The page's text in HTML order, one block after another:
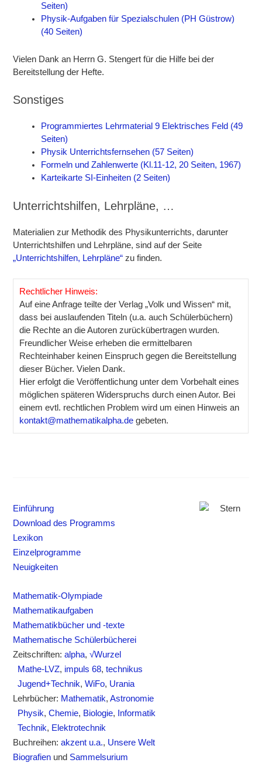
Seiten)
Physik-Aufgaben für Spezialschulen (PH Güstrow)
(40 Seiten)
Vielen Dank an Herrn G. Stengert für die Hilfe bei der
Bereitstellung der Hefte.
Sonstiges
Programmiertes Lehrmaterial 9 Elektrisches Feld (49
Seiten)
Physik Unterrichtsfernsehen (57 Seiten)
Formeln und Zahlenwerte (Kl.11-12, 20 Seiten, 1967)
Karteikarte SI-Einheiten (2 Seiten)
Unterrichtshilfen, Lehrpläne, …
Materialien zur Methodik des Physikunterrichts, darunter
Unterrichtshilfen und Lehrpläne, sind auf der Seite
„Unterrichtshilfen, Lehrpläne“ zu finden.
Rechtlicher Hinweis:
Auf eine Anfrage teilte der Verlag „Volk und Wissen“ mit,
dass bei auslaufenden Titeln (u.a. auch Schülerbüchern)
die Rechte an die Autoren zurückübertragen wurden.
Freundlicher Weise erheben die ermittelbaren
Rechteinhaber keinen Einspruch gegen die Bereitstellung
dieser Bücher. Vielen Dank.
Hier erfolgt die Veröffentlichung unter dem Vorbehalt eines
möglichen späteren Widerspruchs durch einen Autor. Bei
einem evtl. rechtlichen Problem wird um einen Hinweis an
kontakt@mathematikalpha.de gebeten.
Einführung
Download des Programms
Lexikon
Einzelprogramme
Neuigkeiten
Mathematik-Olympiade
Mathematikaufgaben
Mathematikbücher und -texte
Mathematische Schülerbücherei
Zeitschriften:alpha,√Wurzel
Mathe-LVZ, impuls 68,technikus
Jugend+Technik,WiFo, Urania
Lehrbücher: Mathematik,Astronomie
Physik,Chemie, Biologie,
Informatik
Technik, Elektrotechnik
Buchreihen:akzent u.a., Unsere Welt
Biografien und Sammelsurium